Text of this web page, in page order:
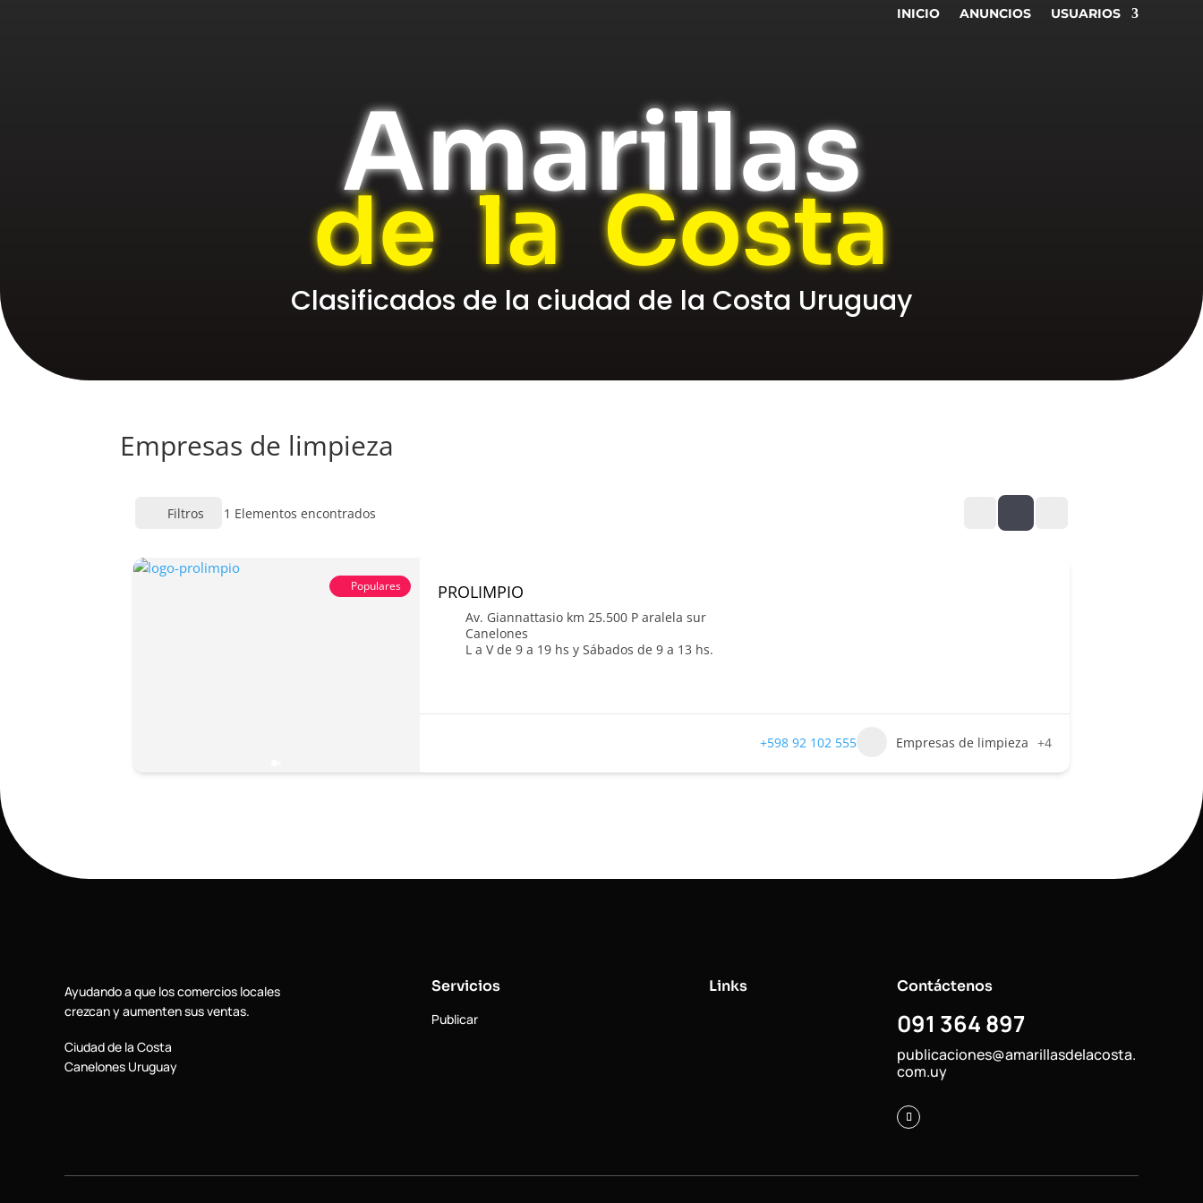
INICIO ANUNCIOS USUARIOS
Amarillas
de la Costa
Clasificados de la ciudad de la Costa Uruguay
Empresas de limpieza
Filtros 1 Elementos encontrados
Populares PROLIMPIO
Av. Giannattasio km 25.500 P aralela sur
Canelones
L a V de 9 a 19 hs y Sábados de 9 a 13 hs.
+598 92 102 555 Empresas de limpieza +4
Ayudando a que los comercios locales
crezcan y aumenten sus ventas.
Ciudad de la Costa
Canelones Uruguay
Servicios
Publicar
Links Contáctenos
091 364 897
publicaciones@amarillasdelacosta.
com.uy